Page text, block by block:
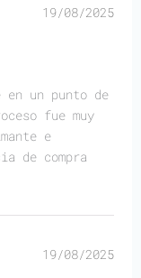
19/08/2025
en un punto de
fue muy
e
de compra
19/08/2025